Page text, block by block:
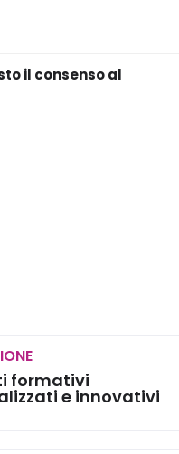
il consenso al
formativi
e innovativi